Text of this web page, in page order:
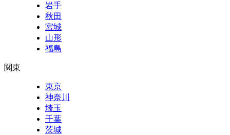
岩手
秋田
宮城
山形
福島
関東
東京
神奈川
埼玉
千葉
茨城